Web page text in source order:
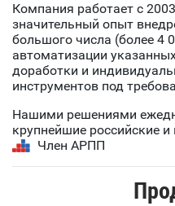
Компания работает с
значительный опыт
большого числа (более 4
автоматизации
доработки и
инструментов под
Нашими решениями
крупнейшие российские
Член АРПП